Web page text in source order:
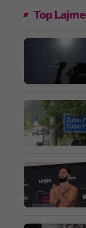
Top Lajme